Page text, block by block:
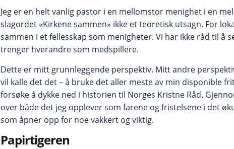
Jeg er en helt vanlig pastor i en mellomstor menighet i en
slagordet «Kirkene sammen» ikke et teoretisk utsagn. For
sammen i et fellesskap som menigheter. Vi har ikke råd til å
trenger hverandre som medspillere.
Dette er mitt grunnleggende perspektiv. Mitt andre
vil kalle det det – å bruke det aller meste av min disponible
forsøke å dykke ned i historien til Norges Kristne Råd.
over både det jeg opplever som farene og fristelsene i det
som åpner opp for noe vakkert og viktig.
Papirtigeren